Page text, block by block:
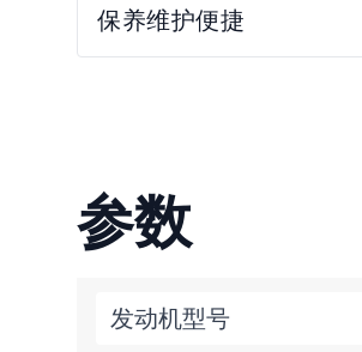
保养维护便捷
参数
发动机型号